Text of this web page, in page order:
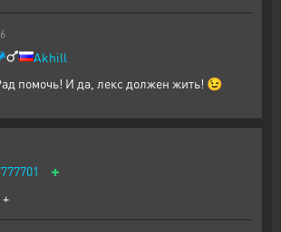
Akhill
помочь! И да, лекс должен жить! 😉
+